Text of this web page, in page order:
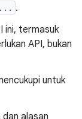
.
ini, termasuk
API, bukan
untuk
alasan